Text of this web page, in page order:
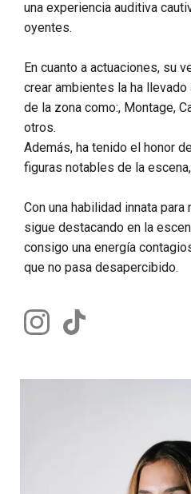
una experiencia auditiva
oyentes.
En cuanto a actuaciones, su
crear ambientes la ha
de la zona como:, Montage,
otros.
Además, ha tenido el honor
figuras notables de la
Con una habilidad innata
sigue destacando en la
consigo una energía
que no pasa desapercibido.